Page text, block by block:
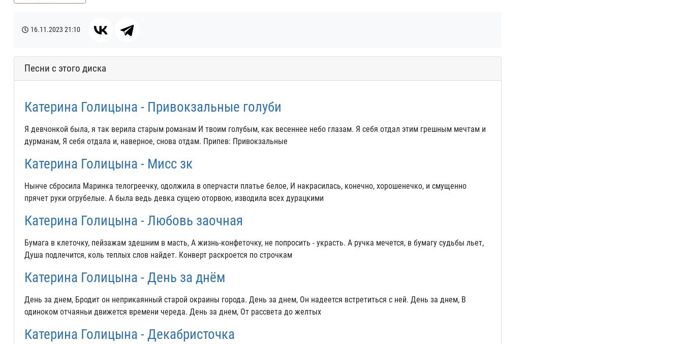
16.11.2023 21:10
Песни с этого диска
Катерина Голицына - Привокзальные голуби
Я девчонкой была, я так верила старым романам И твоим голубым, как весеннее небо глазам. Я себя отдал этим грешным мечтам и
дурманам, Я себя отдала и, наверное, снова отдам. Припев: Привокзальные
Катерина Голицына - Мисс зк
Нынче сбросила Маринка телогреечку, одолжила в оперчасти платье белое, И накрасилась, конечно, хорошенечко, и смущенно
прячет руки огрубелые. А была ведь девка сущею оторвою, изводила всех дурацкими
Катерина Голицына - Любовь заочная
Бумага в клеточку, пейзажам здешним в масть, А жизнь-конфеточку, не попросить - украсть. А ручка мечется, в бумагу судьбы льет,
Душа подлечится, коль теплых слов найдет. Конверт раскроется по строчкам
Катерина Голицына - День за днём
День за днем, Бродит он неприкаянный старой окраины города. День за днем, Он надеется встретиться с ней. День за днем, В
одиноком отчаяньи движется времени череда. День за днем, От расcвета до желтых
Катерина Голицына - Декабристочка